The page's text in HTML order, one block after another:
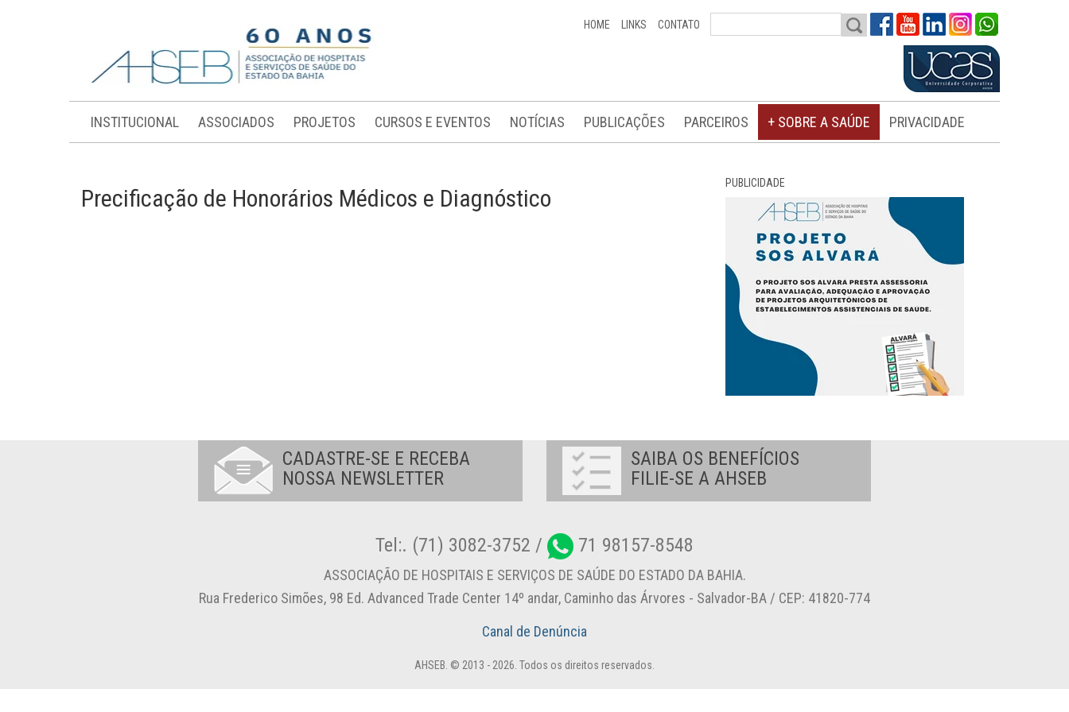
HOME LINKS CONTATO
INSTITUCIONAL ASSOCIADOS PROJETOS CURSOS E EVENTOS NOTÍCIAS PUBLICAÇÕES PARCEIROS + SOBRE A SAÚDE PRIVACIDADE
Precificação de Honorários Médicos e Diagnóstico
PUBLICIDADE
CADASTRE-SE E RECEBA
NOSSA NEWSLETTER
SAIBA OS BENEFÍCIOS
FILIE-SE A AHSEB
Tel:. (71) 3082-3752 / 71 98157-8548
ASSOCIAÇÃO DE HOSPITAIS E SERVIÇOS DE SAÚDE DO ESTADO DA BAHIA.
Rua Frederico Simões, 98 Ed. Advanced Trade Center 14º andar, Caminho das Árvores - Salvador-BA / CEP: 41820-774
Canal de Denúncia
AHSEB. © 2013 - 2026. Todos os direitos reservados.